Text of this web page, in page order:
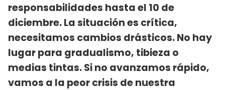
responsabilidades hasta el 10 de
diciembre. La situación es crítica,
necesitamos cambios drásticos. No hay
lugar para gradualismo, tibieza o
medias tintas. Si no avanzamos rápido,
vamos a la peor crisis de nuestra